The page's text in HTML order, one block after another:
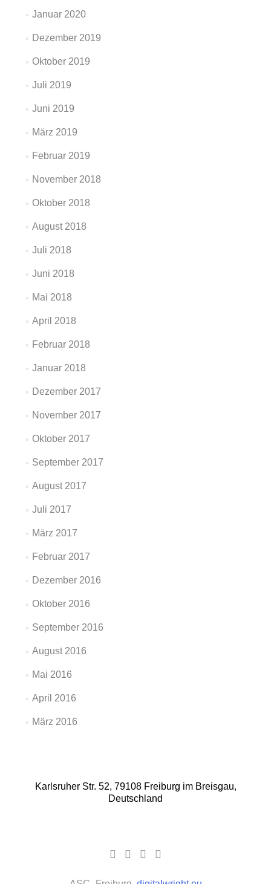
Januar 2020
Dezember 2019
Oktober 2019
Juli 2019
Juni 2019
März 2019
Februar 2019
November 2018
Oktober 2018
August 2018
Juli 2018
Juni 2018
Mai 2018
April 2018
Februar 2018
Januar 2018
Dezember 2017
November 2017
Oktober 2017
September 2017
August 2017
Juli 2017
März 2017
Februar 2017
Dezember 2016
Oktober 2016
September 2016
August 2016
Mai 2016
April 2016
März 2016
Karlsruher Str. 52, 79108 Freiburg im Breisgau,
Deutschland
Facebook-
GoogleYouTube-
Instagram